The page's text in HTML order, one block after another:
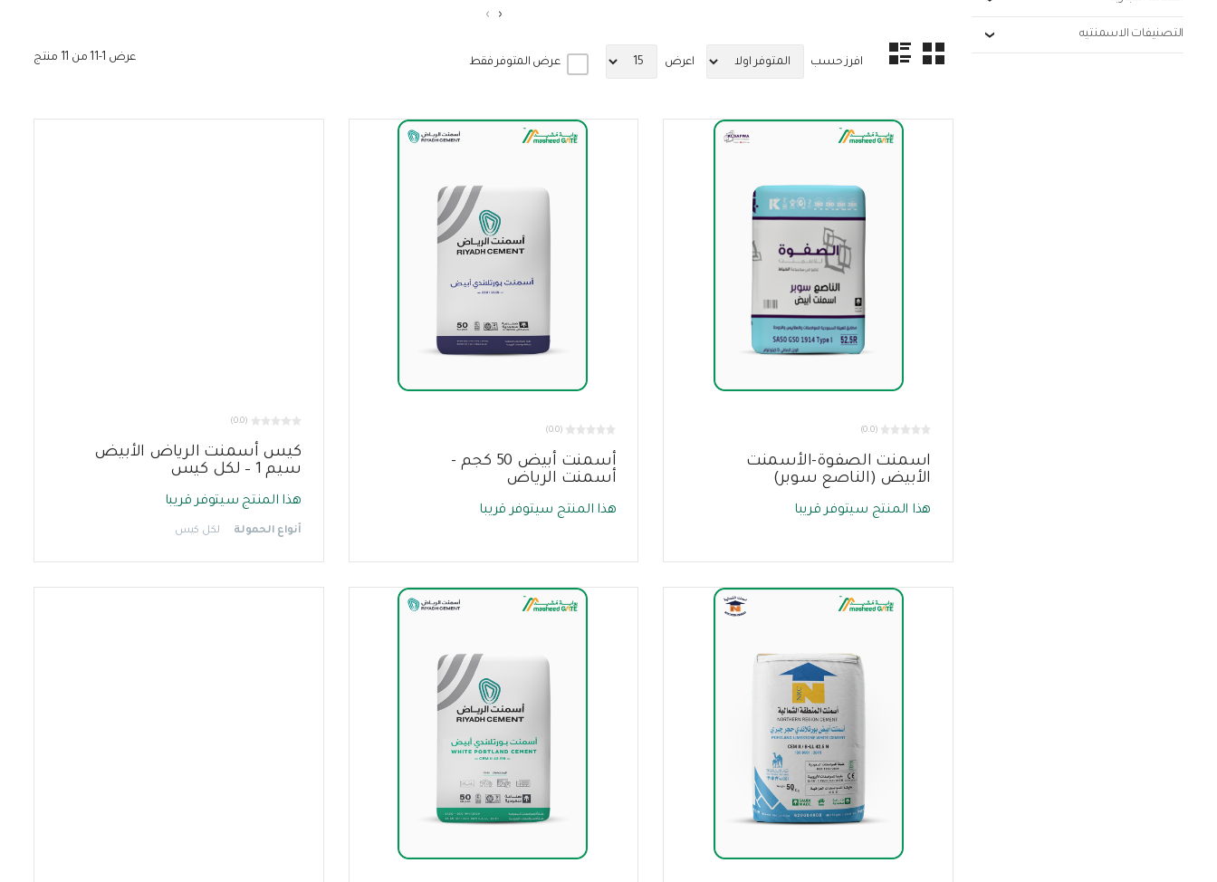
التصنيفات الاسمنتيه
‹
›
عرض 1-11 من 11 منتج افرز حسب اعرض عرض المتوفر فقط
(0.0)
اسمنت الصفوة-الأسمنت
الأبيض (الناصع سوبر)
هذا المنتج سيتوفر قريبا
(0.0)
أسمنت أبيض 50 كجم -
أسمنت الرياض
هذا المنتج سيتوفر قريبا
(0.0)
كيس أسمنت الرياض الأبيض
سيم 1 – لكل كيس
هذا المنتج سيتوفر قريبا
أنواع الحمولة لكل كيس